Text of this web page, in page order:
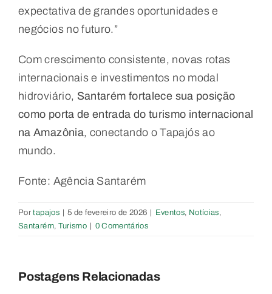
expectativa de grandes oportunidades e
negócios no futuro.”
Com crescimento consistente, novas rotas
internacionais e investimentos no modal
hidroviário, Santarém fortalece sua posição
como porta de entrada do turismo internacional
na Amazônia, conectando o Tapajós ao
mundo.
Fonte: Agência Santarém
Portapajos 5 de fevereiro de 2026 Eventos, Notícias,
Santarém, Turismo 0 Comentários
Postagens Relacionadas
Prefeitura
Santarém